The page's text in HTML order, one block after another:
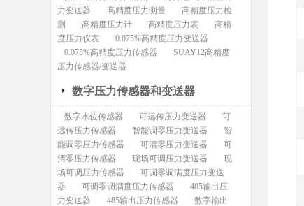
力变送器
高精度压力测量
高精度压力检
测
高精度压力计 高精度压力表
高精
度压力仪表
0.075%高精度压力变送器
0.075%高精度压力传感器
SUAY12高精度
压力传感器/变送器
数字压力传感器和变送器
数字水位传感器 可远传压力变送器
可
远传压力传感器
智能调零压力变送器
智
能调零压力传感器
可清零压力变送器
可
清零压力传感器
现场可调压力变送器
现
场可调压力传感器
可调零调满度压力变送
器
可调零调满度压力传感器
485输出压
力变送器
485输出压力传感器
数字输出